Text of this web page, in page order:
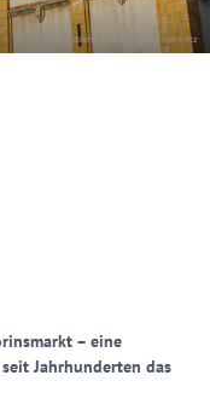
© Koblenz Touristik / Dominik Ketz
– eine
Jahrhunderten das